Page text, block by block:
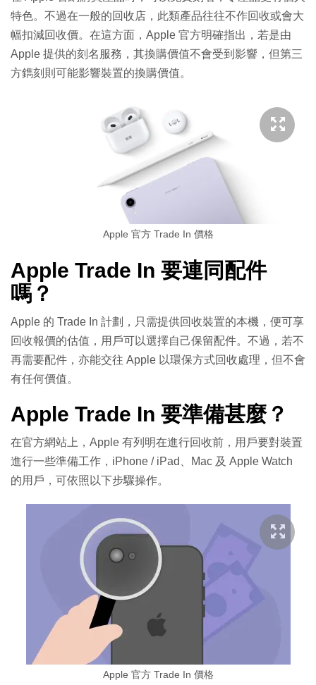
特色。不過在一般的回收店，此類產品往往不作回收或會大
幅扣減回收價。在這方面，Apple 官方明確指出，若是由
Apple 提供的刻名服務，其換購價值不會受到影響，但第三
方鐫刻則可能影響裝置的換購價值。
Apple 官方 Trade In 價格
Apple Trade In 要連同配件
嗎？
Apple 的 Trade In 計劃，只需提供回收裝置的本機，便可享
回收報價的估值，用戶可以選擇自己保留配件。不過，若不
再需要配件，亦能交往 Apple 以環保方式回收處理，但不會
有任何價值。
Apple Trade In 要準備甚麼？
在官方網站上，Apple 有列明在進行回收前，用戶要對裝置
進行一些準備工作，iPhone / iPad、Mac 及 Apple Watch
的用戶，可依照以下步驟操作。
Apple 官方 Trade In 價格